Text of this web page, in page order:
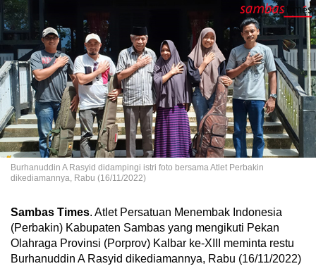
Burhanuddin A Rasyid didampingi istri foto bersama Atlet Perbakin
dikediamannya, Rabu (16/11/2022)
Sambas Times. Atlet Persatuan Menembak Indonesia
(Perbakin) Kabupaten Sambas yang mengikuti Pekan
Olahraga Provinsi (Porprov) Kalbar ke-XIII meminta restu
Burhanuddin A Rasyid dikediamannya, Rabu (16/11/2022)